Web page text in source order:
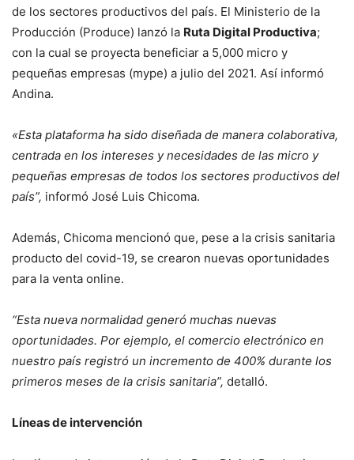
de los sectores productivos del país. El Ministerio de la
Producción (Produce) lanzó la Ruta Digital Productiva;
con la cual se proyecta beneficiar a 5,000 micro y
pequeñas empresas (mype) a julio del 2021. Así informó
Andina.
«Esta plataforma ha sido diseñada de manera colaborativa,
centrada en los intereses y necesidades de las micro y
pequeñas empresas de todos los sectores productivos del
país”, informó José Luis Chicoma.
Además, Chicoma mencionó que, pese a la crisis sanitaria
producto del covid-19, se crearon nuevas oportunidades
para la venta online.
“Esta nueva normalidad generó muchas nuevas
oportunidades. Por ejemplo, el comercio electrónico en
nuestro país registró un incremento de 400% durante los
primeros meses de la crisis sanitaria”, detalló.
Líneas de intervención